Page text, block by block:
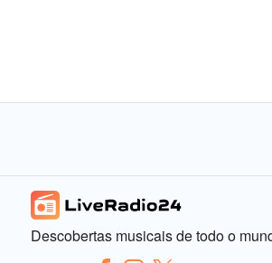
Descobertas musicais de todo o